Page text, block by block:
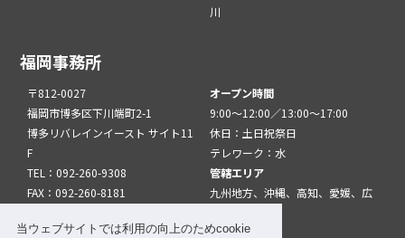
当ウェブサイトでは利用の向上のためcookie
川
福岡事務所
〒812-0027
福岡市博多区下川端町2-1
博多リバレインイースト サイト11
F
TEL：092-260-9308
FAX：092-260-8181
オープン時間
9:00～12:00／13:00～17:00
休日：土日祝祭日
テレワーク：水
管轄エリア
九州地方、沖縄、高知、愛媛、広